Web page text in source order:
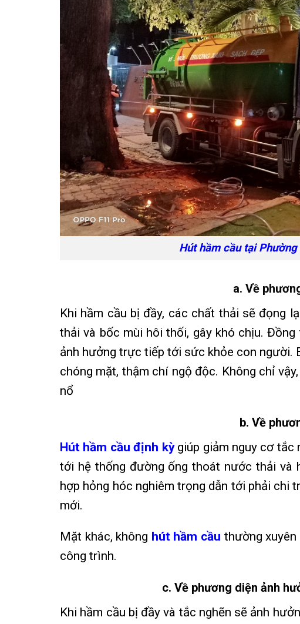
Hút hầm cầu tại
a. Về
Khi hầm cầu bị đầy, các chất thải sẽ đọng
thải và bốc mùi hôi thối, gây khó chịu.
ảnh hưởng trực tiếp tới sức khỏe con người.
chóng mặt, thậm chí ngộ độc. Không chỉ
nổ
b. Về
Hút hầm cầu định kỳgiúp giảm nguy cơ tắc
tới hệ thống đường ống thoát nước thải và
hợp hỏng hóc nghiêm trọng dẫn tới phải chi
mới.
Mặt khác, không hút hầm cầu thường
công trình.
c. Về phương diện ảnh
Khi hầm cầu bị đầy và tắc nghẽn sẽ ảnh